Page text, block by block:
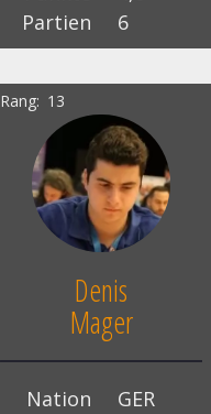
Partien
6
Rang 13
Denis
Mager
Nation
GER